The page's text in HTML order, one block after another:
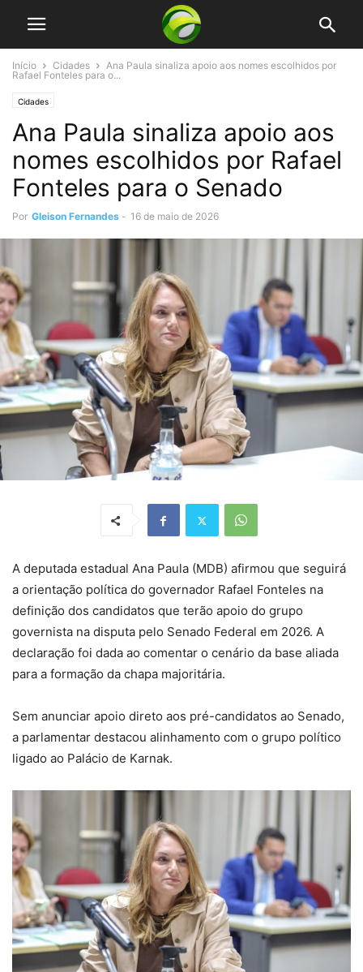
Início Cidades
Ana Paula sinaliza apoio aos nomes escolhidos por
Rafael Fonteles para o...
Cidades
Ana Paula sinaliza apoio aos
nomes escolhidos por Rafael
Fonteles para o Senado
Por Gleison Fernandes - 16 de maio de 2026
A deputada estadual Ana Paula (MDB) afirmou que seguirá
a orientação política do governador Rafael Fonteles na
definição dos candidatos que terão apoio do grupo
governista na disputa pelo Senado Federal em 2026. A
declaração foi dada ao comentar o cenário da base aliada
para a formação da chapa majoritária.
Sem anunciar apoio direto aos pré-candidatos ao Senado,
a parlamentar destacou alinhamento com o grupo político
ligado ao Palácio de Karnak.